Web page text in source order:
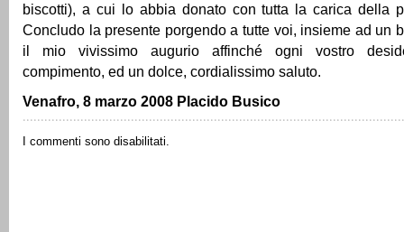
biscotti), a cui lo abbia donato con tutta la carica della
Concludo la presente porgendo a tutte voi, insieme ad un
il mio vivissimo augurio affinché ogni vostro
compimento, ed un dolce, cordialissimo saluto.
Venafro, 8 marzo 2008 Placido Busico
I commenti sono disabilitati.